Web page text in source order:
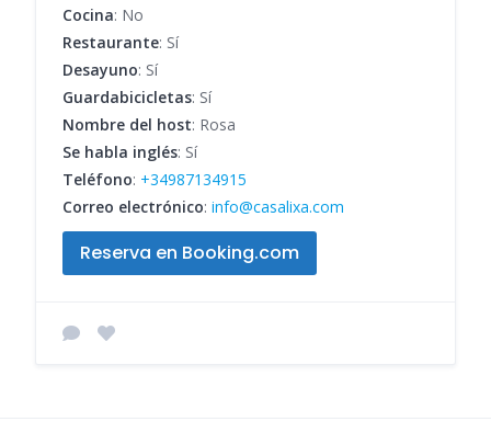
Cocina: No
Restaurante: Sí
Desayuno: Sí
Guardabicicletas: Sí
Nombre del host: Rosa
Se habla inglés: Sí
Teléfono: +34987134915
Correo electrónico: info@casalixa.com
Reserva en Booking.com